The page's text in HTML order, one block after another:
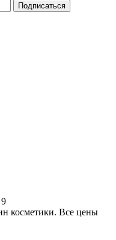
косметики. Все цены